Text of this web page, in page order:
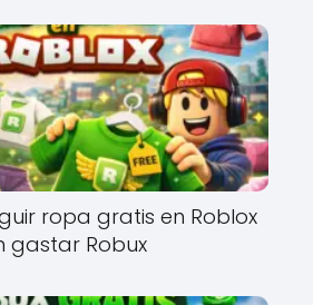
ropa gratis en Roblox
gastar Robux